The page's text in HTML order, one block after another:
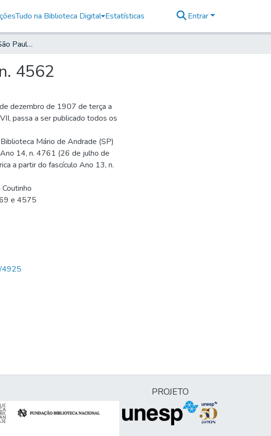
Tudo na Biblioteca Digital Estatísticas Entrar
O Commercio de São Paulo, 1906, Ano XIII, n. 4562
4562
dezembro de 1907 de terça a
passa a ser publicado todos os
Mário de Andrade (SP)
14, n. 4761 (26 de julho de
a partir do fascículo Ano 13, n.
e 4575
4925
PROJETO